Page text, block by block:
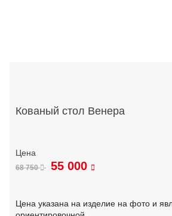
Кованый стол Венера
68 750 55 000
Цена указана на изделие на фото и